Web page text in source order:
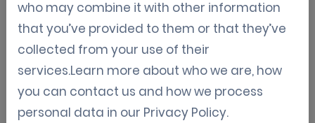
Wordpress
Marketing numérique des coupons
Automatisation du marketing (api, zapier, ...)
Varia : Guides, nouvelles, mises à jour
who may combine it with other information
that you’ve provided to them or that they’ve
collected from your use of their
services.Learn more about who we are, how
you can contact us and how we process
personal data in our Privacy Policy.